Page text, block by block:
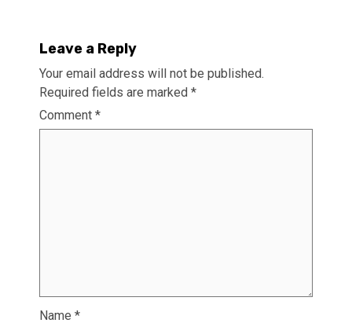
Leave a Reply
Your email address will not be published.
Required fields are marked *
Comment *
Name *